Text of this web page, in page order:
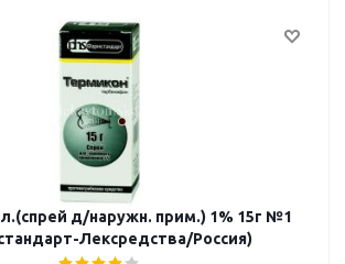
д/наружн. прим.) 1% 15г №1
Лексредства/Россия)